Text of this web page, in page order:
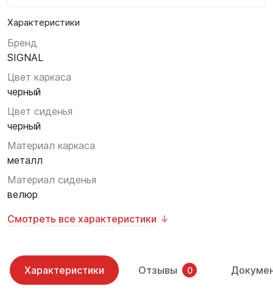
Характеристики
Бренд
SIGNAL
Цвет каркаса
черный
Цвет сиденья
черный
Материал каркаса
металл
Материал сиденья
велюр
Смотреть все характеристики
Характеристики Отзывы 0